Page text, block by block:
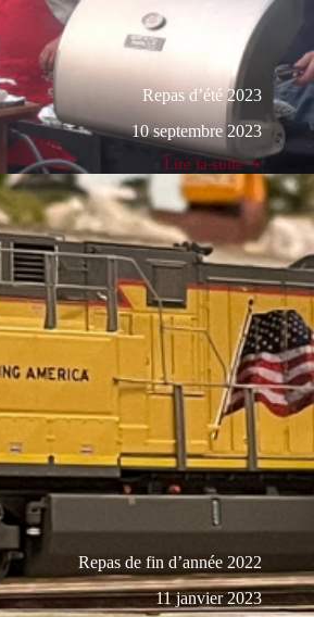
Repas d’été 2023
10 septembre 2023
Lire la suite
Repas
d’été
2023
Repas de fin d’année 2022
11 janvier 2023